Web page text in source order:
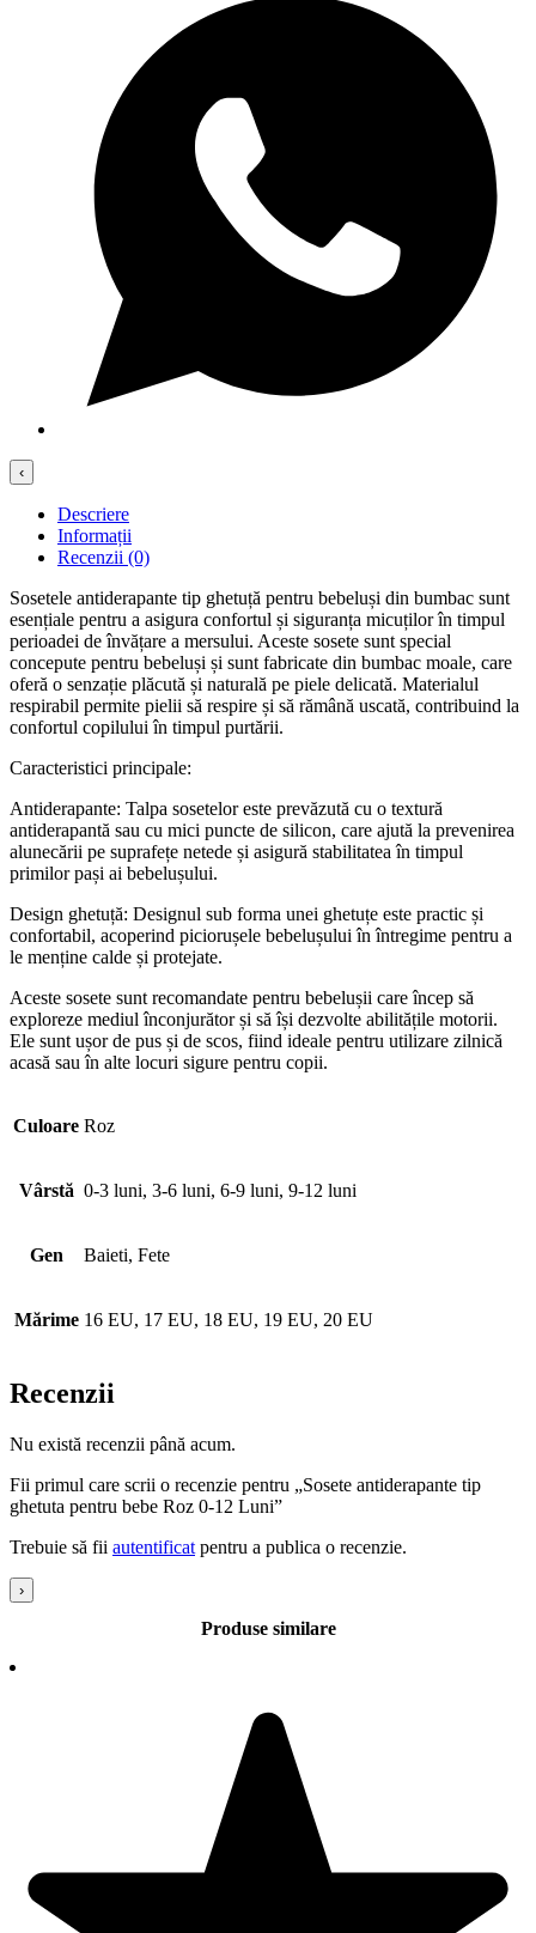
‹
Descriere
Informații
Recenzii (0)
Sosetele antiderapante tip ghetuță pentru bebeluși din bumbac sunt
esențiale pentru a asigura confortul și siguranța micuților în timpul
perioadei de învățare a mersului. Aceste sosete sunt special
concepute pentru bebeluși și sunt fabricate din bumbac moale, care
oferă o senzație plăcută și naturală pe piele delicată. Materialul
respirabil permite pielii să respire și să rămână uscată, contribuind la
confortul copilului în timpul purtării.
Caracteristici principale:
Antiderapante: Talpa sosetelor este prevăzută cu o textură
antiderapantă sau cu mici puncte de silicon, care ajută la prevenirea
alunecării pe suprafețe netede și asigură stabilitatea în timpul
primilor pași ai bebelușului.
Design ghetuță: Designul sub forma unei ghetuțe este practic și
confortabil, acoperind piciorușele bebelușului în întregime pentru a
le menține calde și protejate.
Aceste sosete sunt recomandate pentru bebelușii care încep să
exploreze mediul înconjurător și să își dezvolte abilitățile motorii.
Ele sunt ușor de pus și de scos, fiind ideale pentru utilizare zilnică
acasă sau în alte locuri sigure pentru copii.
Culoare Roz
Vârstă 0-3 luni, 3-6 luni, 6-9 luni, 9-12 luni
Gen Baieti, Fete
Mărime 16 EU, 17 EU, 18 EU, 19 EU, 20 EU
Recenzii
Nu există recenzii până acum.
Fii primul care scrii o recenzie pentru „Sosete antiderapante tip
ghetuta pentru bebe Roz 0-12 Luni”
Trebuie să fii autentificat pentru a publica o recenzie.
›
Produse similare